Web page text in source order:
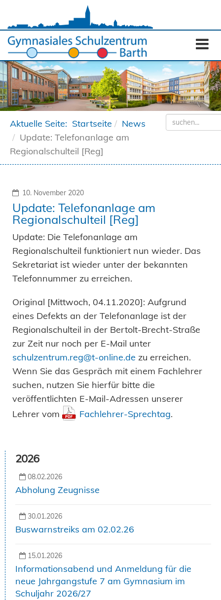
Aktuelle Seite: Startseite
News
Update: Telefonanlage am
Regionalschulteil [Reg]
10. November 2020
Update: Telefonanlage am
Regionalschulteil [Reg]
Update: Die Telefonanlage am
Regionalschulteil funktioniert nun wieder. Das
Sekretariat ist wieder unter der bekannten
Telefonnummer zu erreichen.
Original [Mittwoch, 04.11.2020]: Aufgrund
eines Defekts an der Telefonanlage ist der
Regionalschulteil in der Bertolt-Brecht-Straße
zur Zeit nur noch per E-Mail unter
schulzentrum.reg@t-online.de zu erreichen.
Wenn Sie das Gespräch mit einem Fachlehrer
suchen, nutzen Sie hierfür bitte die
veröffentlichten E-Mail-Adressen unserer
Lehrer vom
Fachlehrer-Sprechtag.
2026
08.02.2026
Abholung Zeugnisse
30.01.2026
Buswarnstreiks am 02.02.26
15.01.2026
Informationsabend und Anmeldung für die
neue Jahrgangstufe 7 am Gymnasium im
Schuljahr 2026/27